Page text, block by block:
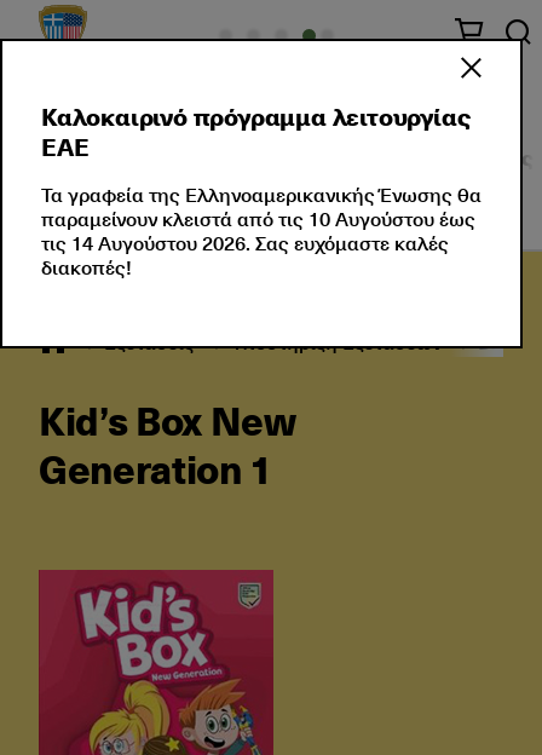
Σχετικά με Εμάς Πιστοποιήσεις Ξένης Γλώσσας
Εξετάσεις Υποστήριξη Εξετάσεων
Kid’s Box New
Generation 1
Καλοκαιρινό πρόγραμμα λειτουργίας
ΕΑΕ
Τα γραφεία της Ελληνοαμερικανικής Ένωσης θα
παραμείνουν κλειστά από τις 10 Αυγούστου έως
τις 14 Αυγούστου 2026. Σας ευχόμαστε καλές
διακοπές!